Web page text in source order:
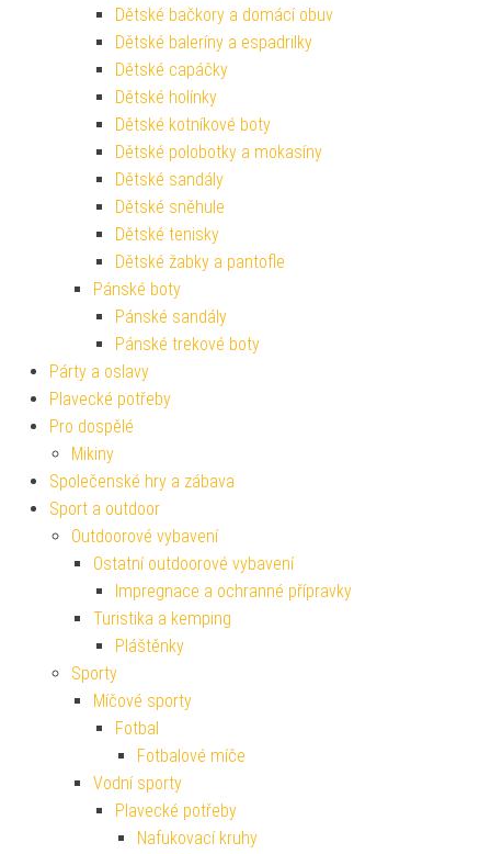
Dětské bačkory a domácí obuv
Dětské baleríny a espadrilky
Dětské capáčky
Dětské holínky
Dětské kotníkové boty
Dětské polobotky a mokasíny
Dětské sandály
Dětské sněhule
Dětské tenisky
Dětské žabky a pantofle
Pánské boty
Pánské sandály
Pánské trekové boty
Párty a oslavy
Plavecké potřeby
Pro dospělé
Mikiny
Společenské hry a zábava
Sport a outdoor
Outdoorové vybavení
Ostatní outdoorové vybavení
Impregnace a ochranné přípravky
Turistika a kemping
Pláštěnky
Sporty
Míčové sporty
Fotbal
Fotbalové míče
Vodní sporty
Plavecké potřeby
Nafukovací kruhy